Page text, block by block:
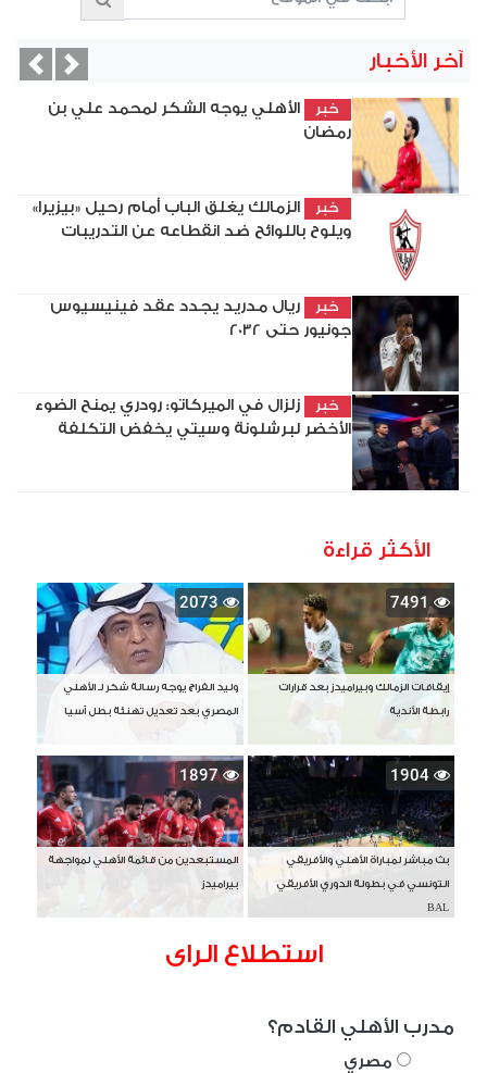
آخر الأخبار
خبر
الأهلي يوجه الشكر لمحمد علي بن
رمضان
خبر
الزمالك يغلق الباب أمام رحيل «بيزيرا»
ويلوح باللوائح ضد انقطاعه عن التدريبات
خبر
ريال مدريد يجدد عقد فينيسيوس
جونيور حتى 2032
خبر
زلزال في الميركاتو: رودري يمنح الضوء
الأخضر لبرشلونة وسيتي يخفض التكلفة
Next
الأكثر قراءة
7491
إيقافات الزمالك وبيراميدز بعد قرارات
رابطة الأندية
2073
وليد الفراج يوجه رسالة شكر لـ الأهلي
المصري بعد تعديل تهنئة بطل آسيا
1904
بث مباشر لمباراة الأهلي والأفريقي
التونسي في بطولة الدوري الأفريقي
BAL
1897
المستبعدين من قائمة الأهلي لمواجهة
بيراميدز
استطلاع الراى
مدرب الأهلي القادم؟
مصري